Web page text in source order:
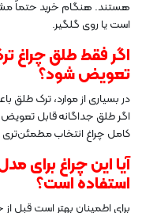
هستند. هنگام خرید حتماً
است یا روی گلگیر.
اگر فقط طلق چراغ
تعویض شود؟
در بسیاری از موارد، ترک طلق
اگر طلق جداگانه قابل تعویض
کامل چراغ انتخاب
استفاده است؟
برای اطمینان بهتر است قبل